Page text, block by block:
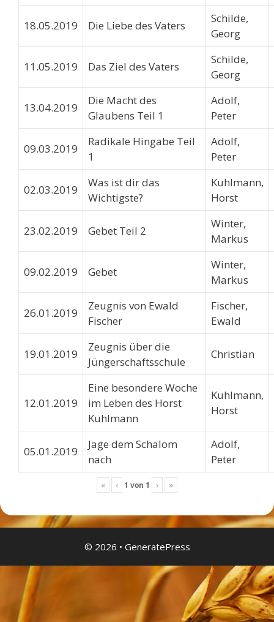
18.05.2019 Die Liebe des Vaters
Schilde,
Georg
11.05.2019 Das Ziel des Vaters
Schilde,
Georg
13.04.2019
Die Macht des
Glaubens Teil 1
Adolf,
Peter
09.03.2019
Radikale Hingabe Teil
1
Adolf,
Peter
02.03.2019
Was ist dir das
Wichtigste?
Kuhlmann,
Horst
23.02.2019 Gebet Teil 2
Winter,
Markus
09.02.2019 Gebet
Winter,
Markus
26.01.2019
Zeugnis von Ewald
Fischer
Fischer,
Ewald
19.01.2019
Zeugnis über die
Jüngerschaftsschule
Christian
12.01.2019
Eine besondere Woche
im Leben des Horst
Kuhlmann
Kuhlmann,
Horst
05.01.2019
Jage dem Schalom
nach
Adolf,
Peter
« ‹ 1 von 1 › »
© 2026 • GeneratePress